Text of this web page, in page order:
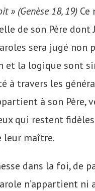
» (Genèse 18, 19) Ce
de son Père
sera jugé non
la logique sont
à travers les
à son Père,
qui restent fidèles
leur maître.
dans la foi,
n’appartient